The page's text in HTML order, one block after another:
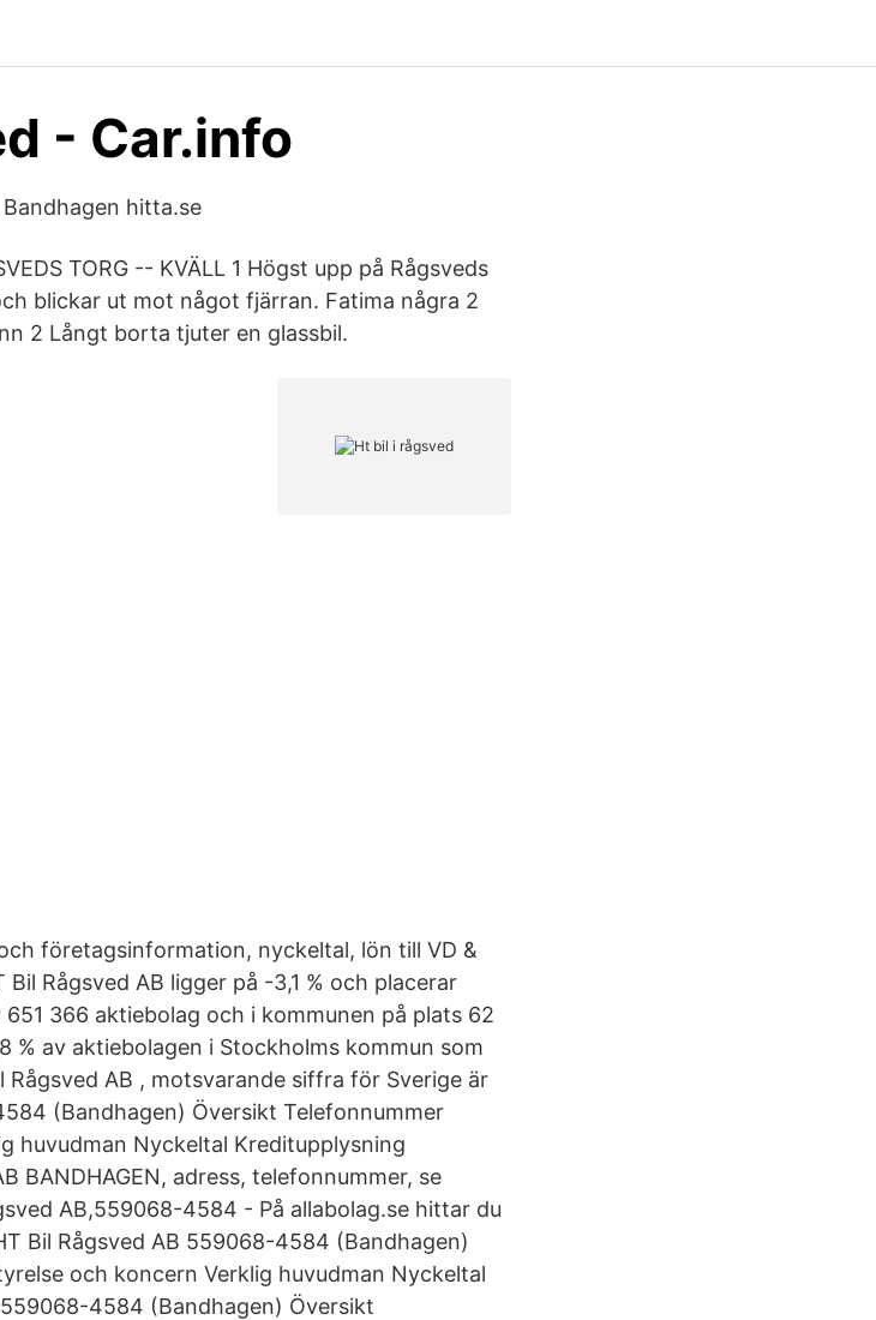
- Car.info
hitta.se
TORG -- KVÄLL 1 Högst upp på Rågsveds
blickar ut mot något fjärran. Fatima några 2
2 Långt borta tjuter en glassbil.
företagsinformation, nyckeltal, lön till VD &
Rågsved AB ligger på -3,1 % och placerar
366 aktiebolag och i kommunen på plats 62
% av aktiebolagen i Stockholms kommun som
AB , motsvarande siffra för Sverige är
(Bandhagen) Översikt Telefonnummer
huvudman Nyckeltal Kreditupplysning
BANDHAGEN, adress, telefonnummer, se
AB,559068-4584 - På allabolag.se hittar du
Bil Rågsved AB 559068-4584 (Bandhagen)
och koncern Verklig huvudman Nyckeltal
4584 (Bandhagen) Översikt